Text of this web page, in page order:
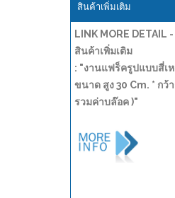
สินค้าเพิ่มเติม
LINK MORE DETAIL
สินค้าเพิ่มเติม
: "งานแฟร็ครูปแบบสี่เ
ขนาด สูง 30 Cm. * กว้
รวมค่าบล๊อค )"